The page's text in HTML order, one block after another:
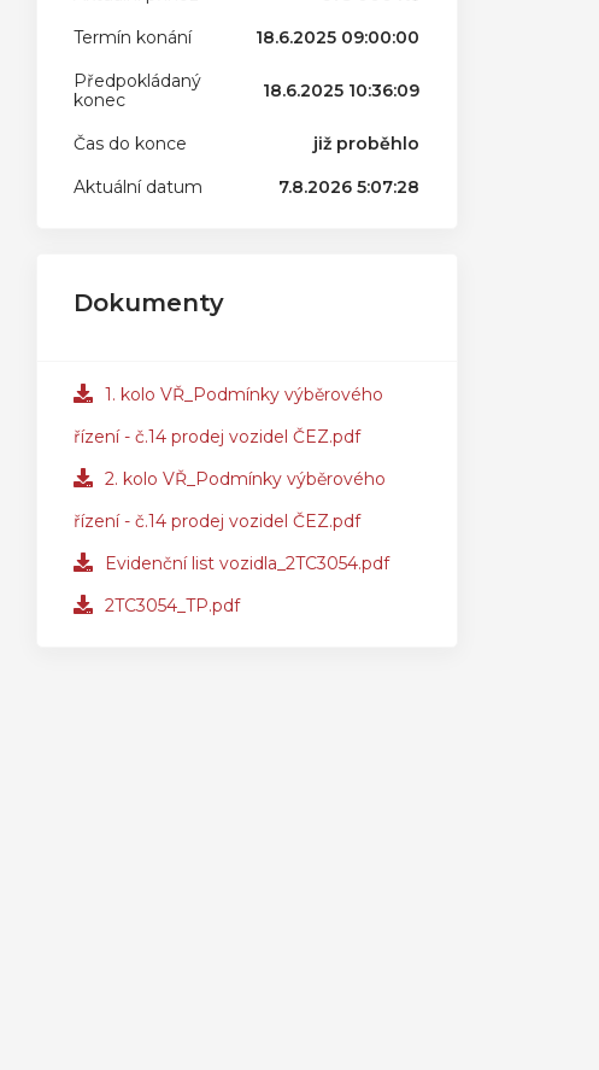
Termín konání
18.6.2025 09:00:00
Předpokládaný
konec
18.6.2025 10:36:09
Čas do konce
již proběhlo
Aktuální datum
7.8.2026 5:07:28
Dokumenty
1. kolo VŘ_Podmínky výběrového
řízení - č.14 prodej vozidel ČEZ.pdf
2. kolo VŘ_Podmínky výběrového
řízení - č.14 prodej vozidel ČEZ.pdf
Evidenční list vozidla_2TC3054.pdf
2TC3054_TP.pdf